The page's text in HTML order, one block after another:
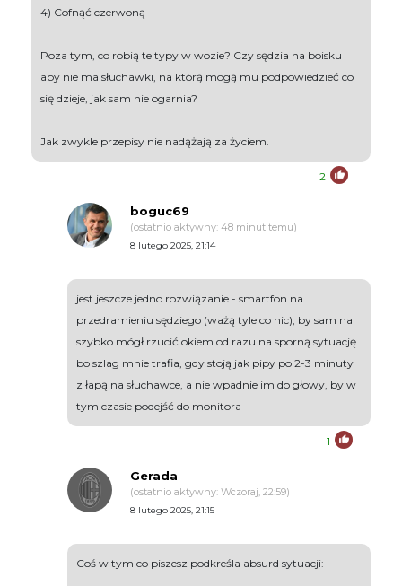
4) Cofnąć czerwoną
Poza tym, co robią te typy w wozie? Czy sędzia na boisku
aby nie ma słuchawki, na którą mogą mu podpowiedzieć co
się dzieje, jak sam nie ogarnia?
Jak zwykle przepisy nie nadążają za życiem.
2
boguc69
(ostatnio aktywny: 48 minut temu)
8 lutego 2025, 21:14
jest jeszcze jedno rozwiązanie - smartfon na
przedramieniu sędziego (ważą tyle co nic), by sam na
szybko mógł rzucić okiem od razu na sporną sytuację.
bo szlag mnie trafia, gdy stoją jak pipy po 2-3 minuty
z łapą na słuchawce, a nie wpadnie im do głowy, by w
tym czasie podejść do monitora
1
Gerada
(ostatnio aktywny: Wczoraj, 22:59)
8 lutego 2025, 21:15
Coś w tym co piszesz podkreśla absurd sytuacji: